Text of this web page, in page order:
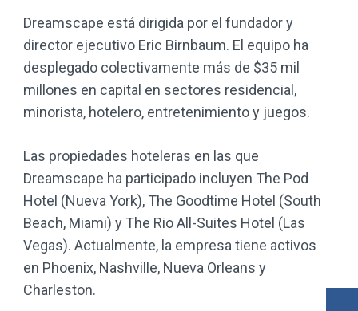
Dreamscape está dirigida por el fundador y
director ejecutivo Eric Birnbaum. El equipo ha
desplegado colectivamente más de $35 mil
millones en capital en sectores residencial,
minorista, hotelero, entretenimiento y juegos.
Las propiedades hoteleras en las que
Dreamscape ha participado incluyen The Pod
Hotel (Nueva York), The Goodtime Hotel (South
Beach, Miami) y The Rio All-Suites Hotel (Las
Vegas). Actualmente, la empresa tiene activos
en Phoenix, Nashville, Nueva Orleans y
Charleston.